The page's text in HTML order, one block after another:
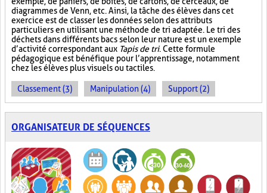
diagrammes de Venn, etc. Ainsi, la tâche des élèves dans cet
exercice est de classer les données selon des attributs
particuliers en utilisant une méthode de tri adaptée. Le tri des
déchets dans différents bacs selon leur nature est un exemple
d’activité correspondant aux Tapis de tri. Cette formule
pédagogique est bénéfique pour l’apprentissage, notamment
chez les élèves plus visuels ou tactiles.
Classement (3) Manipulation (4) Support (2)
ORGANISATEUR DE SÉQUENCES